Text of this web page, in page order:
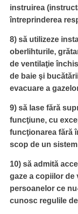
instruirea
întreprinderea
8) să utilizeze
oberlihturile,
de ventilaţie
de baie şi
evacuare a
9) să lase fără
funcţiune, cu
funcţionarea fără
scop de un
10) să admită
gaze a copiilor de
persoanelor ce
cunosc regulile